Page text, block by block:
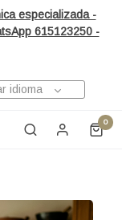
especializada -
615123250 -
idioma
0